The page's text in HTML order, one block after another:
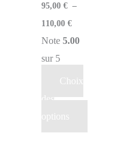
95,00 € –
110,00 €
Note 5.00
sur 5
Choix
des
options